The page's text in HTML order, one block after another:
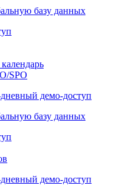
базу данных
SPO
базу данных